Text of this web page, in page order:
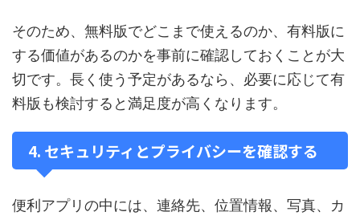
そのため、無料版でどこまで使えるのか、有料版に
する価値があるのかを事前に確認しておくことが大
切です。長く使う予定があるなら、必要に応じて有
料版も検討すると満足度が高くなります。
4. セキュリティとプライバシーを確認する
便利アプリの中には、連絡先、位置情報、写真、カ